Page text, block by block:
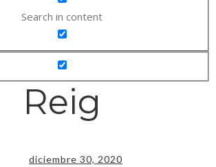
Search in content
Reig
diciembre 30, 2020